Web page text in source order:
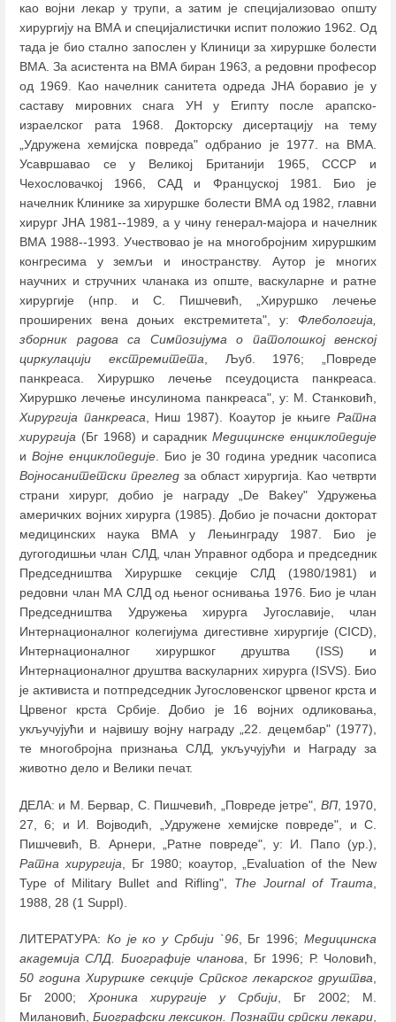
као војни лекар у трупи, а затим је специјализовао општу
хирургију на ВМА и специјалистички испит положио 1962. Од
тада је био стално запослен у Клиници за хируршке болести
ВМА. За асистента на ВМА биран 1963, а редовни професор
од 1969. Као начелник санитета одреда ЈНА боравио је у
саставу мировних снага УН у Египту после арапско-
израелског рата 1968. Докторску дисертацију на тему
„Удружена хемијска повреда" одбранио је 1977. на ВМА.
Усавршавао се у Великој Британији 1965, СССР и
Чехословачкој 1966, САД и Француској 1981. Био је
начелник Клинике за хируршке болести ВМА од 1982, главни
хирург ЈНА 1981--1989, а у чину генерал-мајора и начелник
ВМА 1988--1993. Учествовао је на многобројним хируршким
конгресима у земљи и иностранству. Аутор је многих
научних и стручних чланака из опште, васкуларне и ратне
хирургије (нпр. и С. Пишчевић, „Хируршко лечење
проширених вена доњих екстремитета", у: Флебологија,
зборник радова са Симпозијума о патолошкој венској
циркулацији екстремитета, Љуб. 1976; „Повреде
панкреаса. Хируршко лечење псеудоциста панкреаса.
Хируршко лечење инсулинома панкреаса", у: М. Станковић,
Хирургија панкреаса, Ниш 1987). Коаутор је књигеРатна
хирургија (Бг 1968) и сарадникМедицинске енциклопедије
и Војне енциклопедије. Био је 30 година уредник часописа
Војносанитетски преглед за област хирургија. Као четврти
страни хирург, добио је награду „De Bakey" Удружења
америчких војних хирурга (1985). Добио је почасни докторат
медицинских наука ВМА у Лењинграду 1987. Био је
дугогодишњи члан СЛД, члан Управног одбора и председник
Председништва Хируршке секције СЛД (1980/1981) и
редовни члан МА СЛД од њеног оснивања 1976. Био је члан
Председништва Удружења хирурга Југославије, члан
Интернационалног колегијума дигестивне хирургије (CICD),
Интернационалног хируршког друштва (ISS) и
Интернационалног друштва васкуларних хирурга (ISVS). Био
је активиста и потпредседник Југословенског црвеног крста и
Црвеног крста Србије. Добио је 16 војних одликовања,
укључујући и највишу војну награду „22. децембар" (1977),
те многобројна признања СЛД, укључујући и Награду за
животно дело и Велики печат.
ДЕЛА: и М. Бервар, С. Пишчевић, „Повреде јетре", ВП, 1970,
27, 6; и И. Војводић, „Удружене хемијске повреде", и С.
Пишчевић, В. Арнери, „Ратне повреде", у: И. Папо (ур.),
Ратна хирургија , Бг 1980; коаутор, „Evaluation of the New
Type of Military Bullet and Rifling", The Journal of Trauma
1988, 28 (1 Suppl).
ЛИТЕРАТУРА: Ко је ко у Србији `96, Бг 1996;Медицинска
академија СЛД. Биографије чланова , Бг 1996; Р. Чоловић,
50 година Хируршке секције Српског лекарског друштва
Бг 2000; Хроника хирургије у Србији , Бг 2002; М.
Милановић,Биографски лексикон. Познати српски лекари